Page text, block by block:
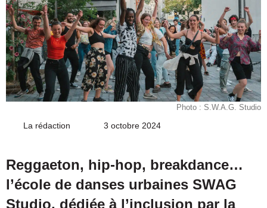
Photo : S.W.A.G. Studio
La rédaction
Envoyer3 octobre 2024
Reggaeton, hip-hop, breakdance…
l’école de danses urbaines SWAG
Studio, dédiée à l’inclusion par la